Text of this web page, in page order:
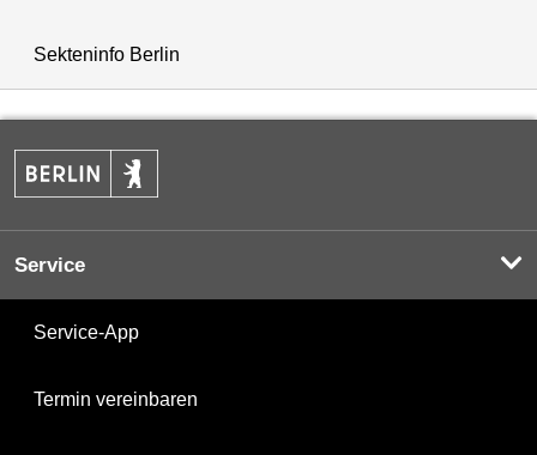
Sekteninfo Berlin
Service
Service-App
Termin vereinbaren